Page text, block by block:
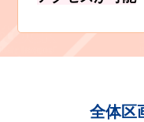
全体区